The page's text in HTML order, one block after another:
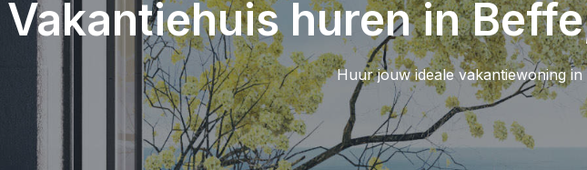
Vakantiehuis huren in
Huur jouw ideale vakantiewoning